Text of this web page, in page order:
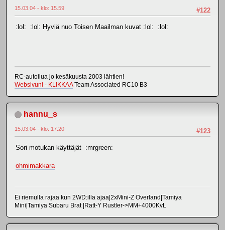
#122
15.03.04 - klo: 15.59
:lol: :lol: Hyviä nuo Toisen Maailman kuvat :lol: :lol:
RC-autoilua jo kesäkuusta 2003 lähtien!
Websivuni - KLIKKAATeam Associated RC10 B3
hannu_s
#123
15.03.04 - klo: 17.20
Sori motukan käyttäjät :mrgreen:
ohmimakkara
Ei riemulla rajaa kun 2WD:illa ajaa|2xMini-Z Overland|Tamiya
Mini|Tamiya Subaru Brat |Ratt-Y Rustler->MM+4000KvL